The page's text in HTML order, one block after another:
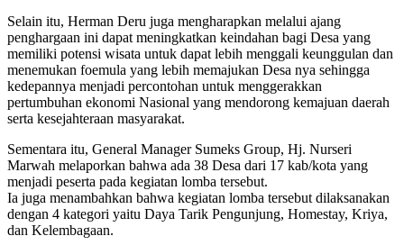
Selain itu, Herman Deru juga mengharapkan melalui ajang
penghargaan ini dapat meningkatkan keindahan bagi Desa yang
memiliki potensi wisata untuk dapat lebih menggali keunggulan dan
menemukan foemula yang lebih memajukan Desa nya sehingga
kedepannya menjadi percontohan untuk menggerakkan
pertumbuhan ekonomi Nasional yang mendorong kemajuan daerah
serta kesejahteraan masyarakat.
Sementara itu, General Manager Sumeks Group, Hj. Nurseri
Marwah melaporkan bahwa ada 38 Desa dari 17 kab/kota yang
menjadi peserta pada kegiatan lomba tersebut.
Ia juga menambahkan bahwa kegiatan lomba tersebut dilaksanakan
dengan 4 kategori yaitu Daya Tarik Pengunjung, Homestay, Kriya,
dan Kelembagaan.